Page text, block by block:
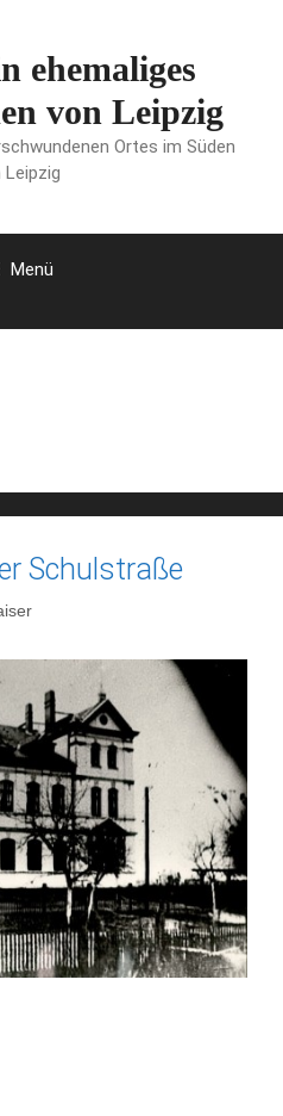
ehemaliges
von Leipzig
Ortes im Süden
Leipzig
Menü
Schulstraße